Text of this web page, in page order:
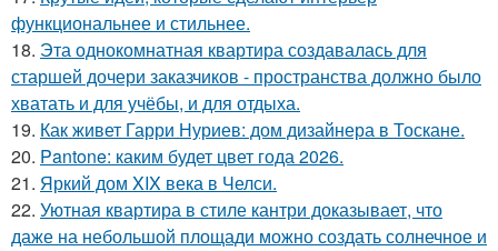
функциональнее и стильнее.
18. Эта однокомнатная квартира создавалась для
старшей дочери заказчиков - пространства должно было
хватать и для учёбы, и для отдыха.
19. Как живет Гарри Нуриев: дом дизайнера в Тоскане.
20. Pantone: каким будет цвет года 2026.
21. Яркий дом XIX века в Челси.
22. Уютная квартира в стиле кантри доказывает, что
даже на небольшой площади можно создать солнечное и